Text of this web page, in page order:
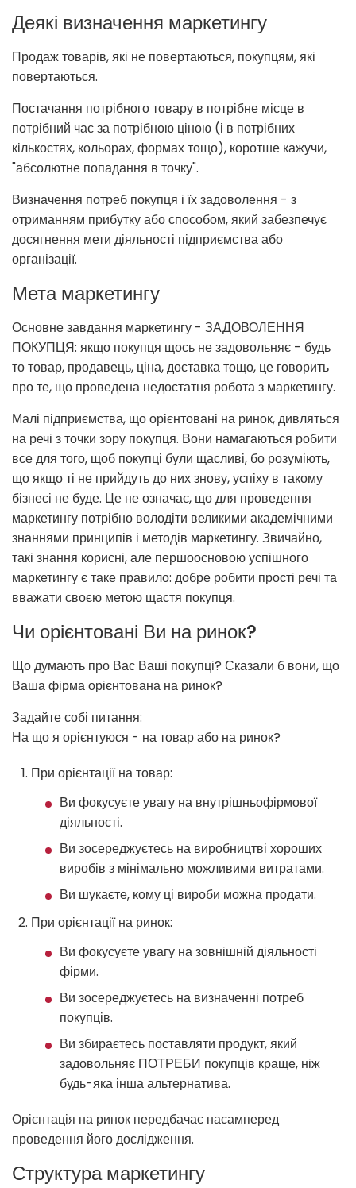
Деякі визначення маркетингу
Продаж товарів, які не повертаються, покупцям, які
повертаються.
Постачання потрібного товару в потрібне місце в
потрібний час за потрібною ціною (і в потрібних
кількостях, кольорах, формах тощо), коротше кажучи,
"абсолютне попадання в точку".
Визначення потреб покупця і їх задоволення - з
отриманням прибутку або способом, який забезпечує
досягнення мети діяльності підприємства або
організації.
Мета маркетингу
Основне завдання маркетингу - ЗАДОВОЛЕННЯ
ПОКУПЦЯ: якщо покупця щось не задовольняє - будь
то товар, продавець, ціна, доставка тощо, це говорить
про те, що проведена недостатня робота з маркетингу.
Малі підприємства, що орієнтовані на ринок, дивляться
на речі з точки зору покупця. Вони намагаються робити
все для того, щоб покупці були щасливі, бо розуміють,
що якщо ті не прийдуть до них знову, успіху в такому
бізнесі не буде. Це не означає, що для проведення
маркетингу потрібно володіти великими академічними
знаннями принципів і методів маркетингу. Звичайно,
такі знання корисні, але першоосновою успішного
маркетингу є таке правило: добре робити прості речі та
вважати своєю метою щастя покупця.
Чи орієнтовані Ви на ринок?
Що думають про Вас Ваші покупці? Сказали б вони, що
Ваша фірма орієнтована на ринок?
Задайте собі питання:
На що я орієнтуюся - на товар або на ринок?
При орієнтації на товар:
Ви фокусуєте увагу на внутрішньофірмової
діяльності.
Ви зосереджуєтесь на виробництві хороших
виробів з мінімально можливими витратами.
Ви шукаєте, кому ці вироби можна продати.
При орієнтації на ринок:
Ви фокусуєте увагу на зовнішній діяльності
фірми.
Ви зосереджуєтесь на визначенні потреб
покупців.
Ви збираєтесь поставляти продукт, який
задовольняє ПОТРЕБИ покупців краще, ніж
будь-яка інша альтернатива.
Орієнтація на ринок передбачає насамперед
проведення його дослідження.
Структура маркетингу